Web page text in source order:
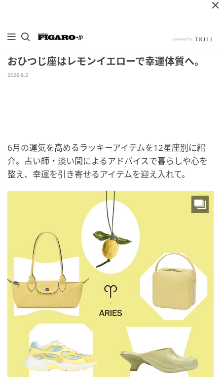
おひつじ座はレモンイエローで幸運体質へ。
2026.6.2
6月の運気を高めるラッキーアイテムを12星座別に紹
介。占い師・淡い間によるアドバイスで暮らしや心を
整え、幸運を引き寄せるアイテムを迎え入れて。